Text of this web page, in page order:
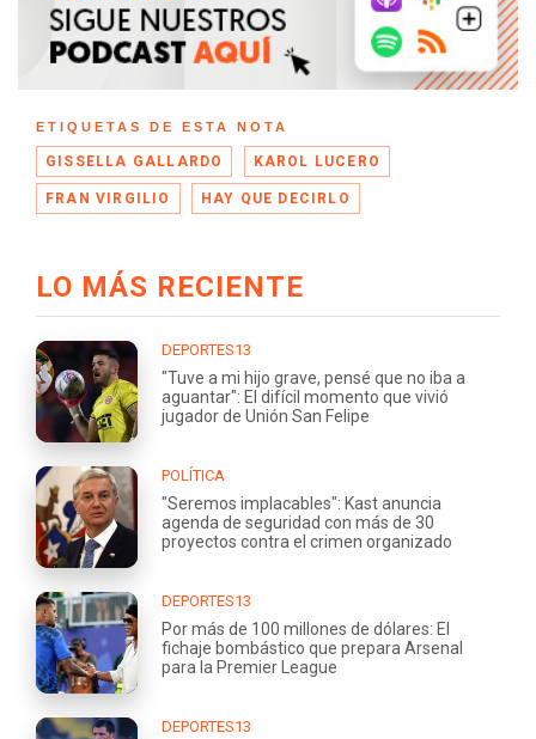
ETIQUETAS DE ESTA NOTA
GISSELLA GALLARDO KAROL LUCERO
FRAN VIRGILIO HAY QUE DECIRLO
LO MÁS RECIENTE
DEPORTES13
"Tuve a mi hijo grave, pensé que no iba a
aguantar": El difícil momento que vivió
jugador de Unión San Felipe
POLÍTICA
"Seremos implacables": Kast anuncia
agenda de seguridad con más de 30
proyectos contra el crimen organizado
DEPORTES13
Por más de 100 millones de dólares: El
fichaje bombástico que prepara Arsenal
para la Premier League
DEPORTES13